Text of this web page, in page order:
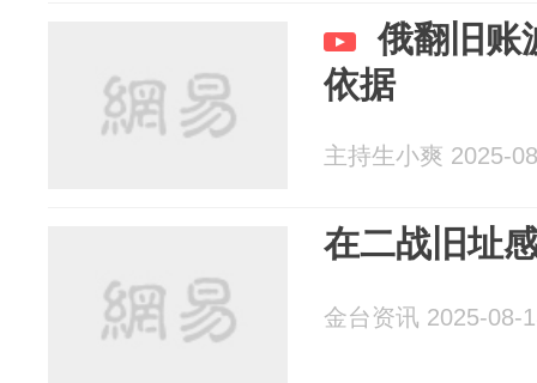
俄翻旧账
依据
主持生小爽 2025-
在二战旧址
金台资讯 2025-08-